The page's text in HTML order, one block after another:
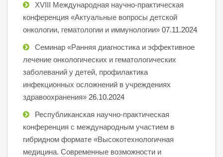
XVIII Международная научно-практическая
конференция «Актуальные вопросы детской
онкологии, гематологии и иммунологии» 07.11.2024
Семинар «Ранняя диагностика и эффективное
лечение онкологических и гематологических
заболеваний у детей, профилактика
инфекционных осложнений в учреждениях
здравоохранения» 26.10.2024
Республиканская научно-практическая
конференция с международным участием в
гибридном формате «Высокотехнологичная
медицина. Современные возможности и